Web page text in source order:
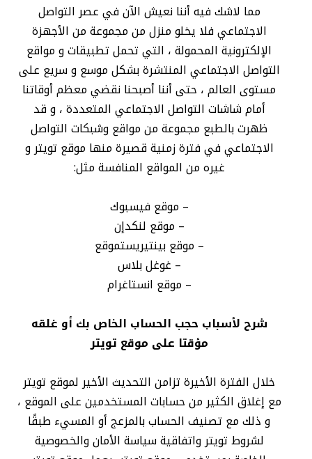
مما لاشك فيه أننا نعيش الآن في عصر التواصل
الاجتماعي فلا يخلو منزل من مجموعة من الأجهزة
الإلكترونية المحمولة ، التي تحمل تطبيقات و مواقع
التواصل الاجتماعي المنتشرة بشكل موسع و سريع على
مستوى العالم ، حتى أننا أصبحنا نقضي معظم أوقاتنا
أمام شاشات التواصل الاجتماعي المتعددة ، و قد
ظهرت بالطبع مجموعة من مواقع وشبكات التواصل
الاجتماعي في فترة زمنية قصيرة منها موقع تويتر و
غيره من المواقع المنافسة مثل:
– موقع فيسبوك
– موقع لنكدإن
– موقع بينتيريستموقع
– غوغل بلاس
– موقع انستاغرام
شرح لأسباب حجب الحساب الخاص بك أو غلقه
مؤقتا على موقع تويتر
خلال الفترة الأخيرة تزامن التحديث الأخير لموقع تويتر
مع إغلاق الكثير من حسابات المستخدمين على الموقع ،
و ذلك مع تصنيف الحساب بالمزعج أو المسيء طبقًا
لشروط تويتر واتفاقية سياسة الأمان والخصوصية